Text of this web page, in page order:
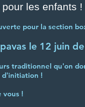
les enfants !
pour la section
le 12 juin
traditionnel qu'on
d'initiation !
vous !